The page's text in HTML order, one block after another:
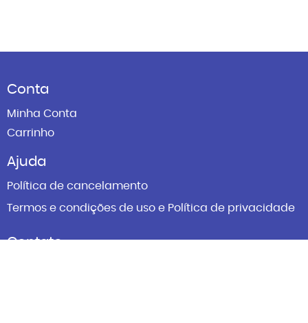
Conta
Minha Conta
Carrinho
Ajuda
Política de cancelamento
Termos e condições de uso e Política de privacidade
Contato